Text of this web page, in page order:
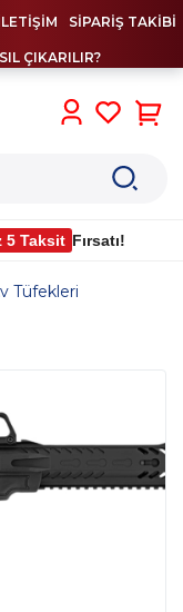
SİPARİŞ TAKİBİ
ÇIKARILIR?
5 Taksit Fırsatı!
Tüfekleri